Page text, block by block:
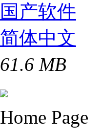
国产软件
简体中文
61.6 MB
Home Page